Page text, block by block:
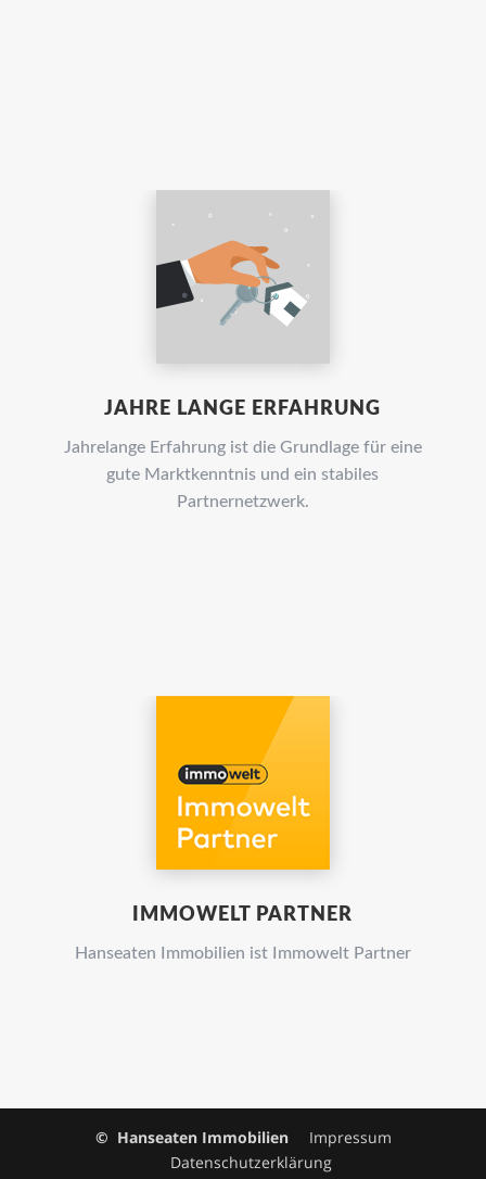
JAHRE LANGE ERFAHRUNG
Jahrelange Erfahrung ist die Grundlage für eine
gute Marktkenntnis und ein stabiles
Partnernetzwerk.
IMMOWELT PARTNER
Hanseaten Immobilien ist Immowelt Partner
© Hanseaten Immobilien
Impressum
Datenschutzerklärung